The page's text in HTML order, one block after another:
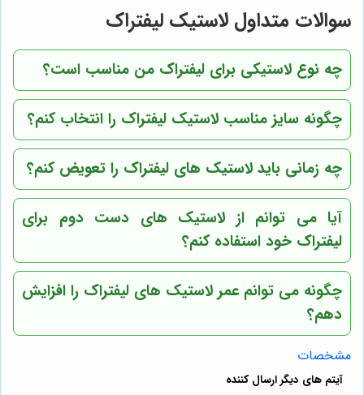
سوالات متداول لاستیک لیفتراک
چه نوع لاستیکی برای لیفتراک من مناسب است؟
چگونه سایز مناسب لاستیک لیفتراک را انتخاب کنم؟
چه زمانی باید لاستیک های لیفتراک را تعویض کنم؟
آیا می توانم از لاستیک های دست دوم برای
لیفتراک خود استفاده کنم؟
چگونه می توانم عمر لاستیک های لیفتراک را افزایش
دهم؟
مشخصات